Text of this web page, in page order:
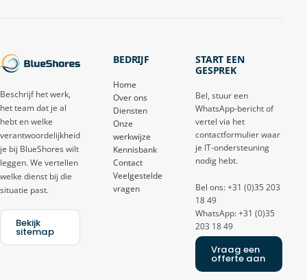
Beschrijf het werk,
het team dat je al
hebt en welke
verantwoordelijkheid
je bij BlueShores wilt
leggen. We vertellen
welke dienst bij die
situatie past.
Bekijk
sitemap
BEDRIJF
Home
Over ons
Diensten
Onze
werkwijze
Kennisbank
Contact
Veelgestelde
vragen
START EEN
GESPREK
Bel, stuur een
WhatsApp-bericht of
vertel via het
contactformulier waar
je IT-ondersteuning
nodig hebt.
Bel ons: +31 (0)35 203
18 49
WhatsApp: +31 (0)35
203 18 49
Vraag een
offerte aan